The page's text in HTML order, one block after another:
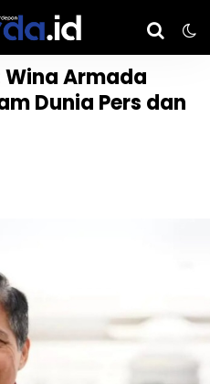
Wina Armada
Dunia Pers dan